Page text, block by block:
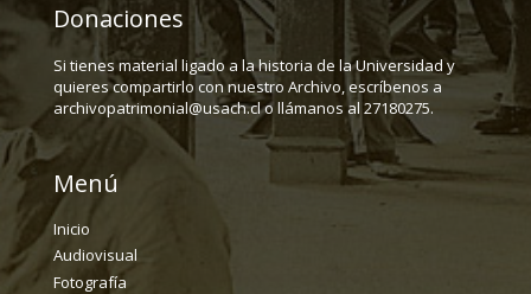
Donaciones
Si tienes material ligado a la historia de la Universidad y
quieres compartirlo con nuestro Archivo, escríbenos a
archivopatrimonial@usach.cl o llámanos al 27180275.
Menú
Inicio
Audiovisual
Fotografía